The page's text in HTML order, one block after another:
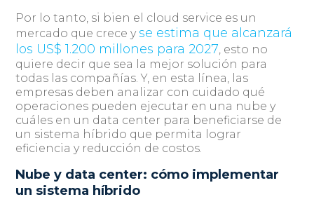
Por lo tanto, si bien el cloud service es un
mercado que crece yse estima que alcanzará
los US$ 1.200 millones para 2027, esto no
quiere decir que sea la mejor solución para
todas las compañías. Y, en esta línea, las
empresas deben analizar con cuidado qué
operaciones pueden ejecutar en una nube y
cuáles en un data center para beneficiarse de
un sistema híbrido que permita lograr
eficiencia y reducción de costos.
Nube y data center: cómo implementar
un sistema híbrido